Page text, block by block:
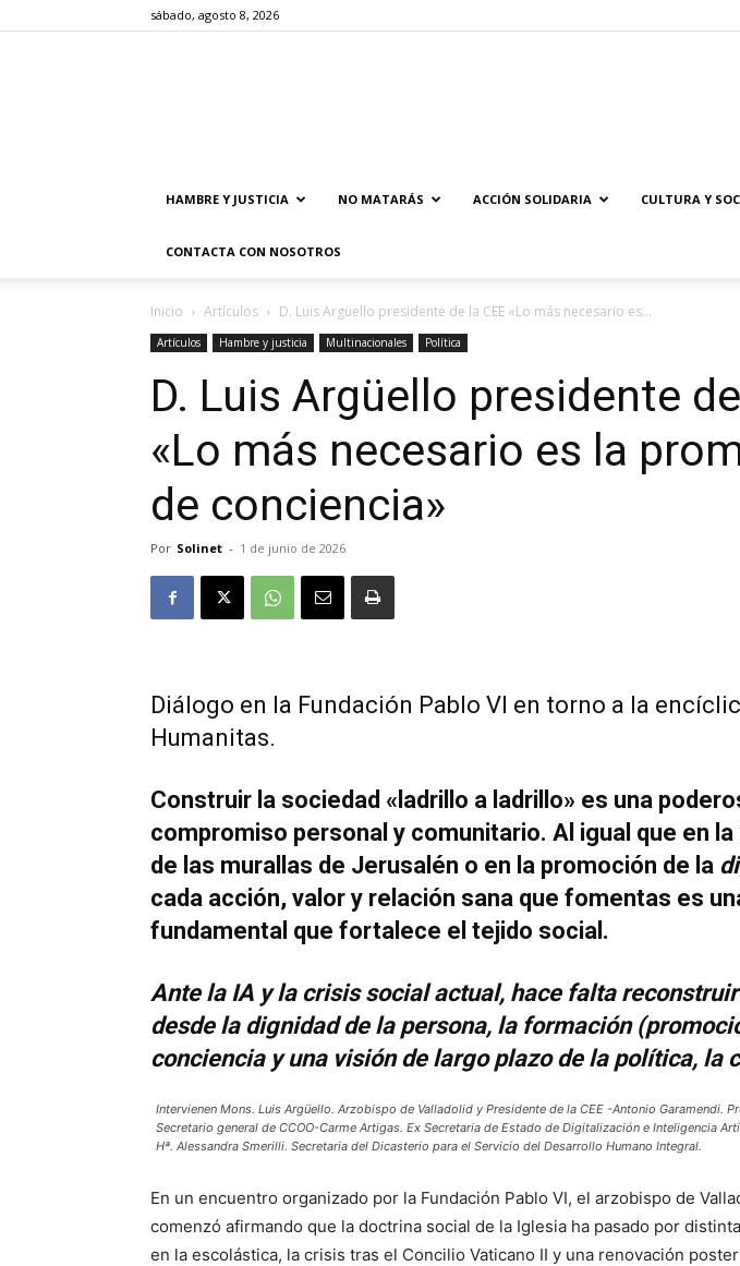
sábado, agosto 8, 2026
HAMBRE Y JUSTICIA NO MATARÁS ACCIÓN SOLIDARIA CULTURA Y
CONTACTA CON NOSOTROS
Inicio Artículos D. Luis Argüello presidente de la CEE «Lo más necesario es...
Artículos Hambre y justicia Multinacionales Política
D. Luis Argüello presidente
«Lo más necesario es la
de conciencia»
Por Solinet - 1 de junio de 2026
Diálogo en la Fundación Pablo VI en torno a la
Humanitas.
Construir la sociedad «ladrillo a ladrillo» es una
compromiso personal y comunitario. Al igual que en
de las murallas de Jerusalén o en la promoción de la
cada acción, valor y relación sana que fomentas es
fundamental que fortalece el tejido social.
Ante la IA y la crisis social actual, hace falta
desde la dignidad de la persona, la formación
conciencia y una visión de largo plazo de la política, la
Intervienen Mons. Luis Argüello. Arzobispo de Valladolid y Presidente de la CEE -Antonio Garamendi.
Secretario general de CCOO-Carme Artigas. Ex Secretaria de Estado de Digitalización e Inteligencia
Hª. Alessandra Smerilli. Secretaria del Dicasterio para el Servicio del Desarrollo Humano Integral.
En un encuentro organizado por la Fundación Pablo VI, el arzobispo de
comenzó afirmando que la doctrina social de la Iglesia ha pasado por
en la escolástica, la crisis tras el Concilio Vaticano II y una renovación